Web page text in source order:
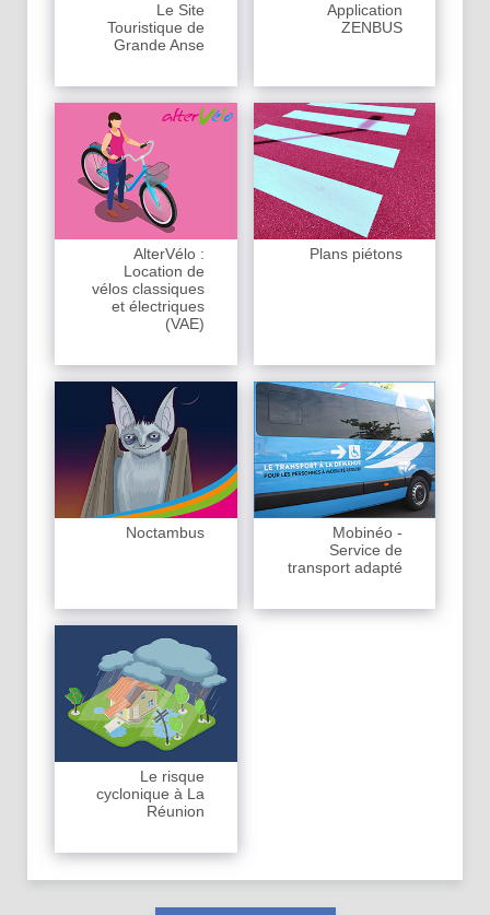
Le Site
Touristique de
Grande Anse
Application
ZENBUS
AlterVélo :
Location de
vélos classiques
et électriques
(VAE)
Plans piétons
Noctambus
Mobinéo -
Service de
transport adapté
Le risque
cyclonique à La
Réunion